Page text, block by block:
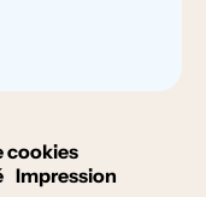
cookies
Impression